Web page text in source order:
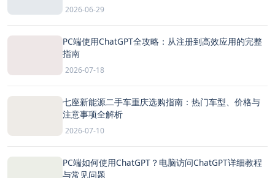
2026-06-29
PC端使用ChatGPT全攻略：从注册到高效应用的完整
指南
2026-07-18
七座新能源二手车重庆选购指南：热门车型、价格与
注意事项全解析
2026-07-10
PC端如何使用ChatGPT？电脑访问ChatGPT详细教程
与常见问题